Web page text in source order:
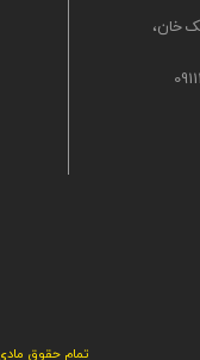
خان،
تمام حقوق مادی